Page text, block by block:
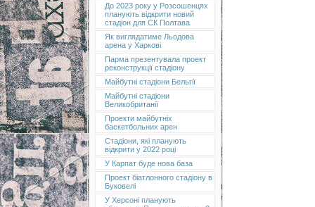
До 2023 року у Розсошенцях
планують відкрити новий
стадіон для СК Полтава
Як виглядатиме Льодова
арена у Харкові
Парма презентувала проект
реконструкції стадіону
Майбутні стадіони Бельгії
Майбутні стадіони
Великобританії
Проекти майбутніх
баскетбольних арен
Стадіони, які планують
відкрити у 2022 році
У Карпат буде нова база
Проект біатлонного стадіону в
Буковелі
У Херсоні планують